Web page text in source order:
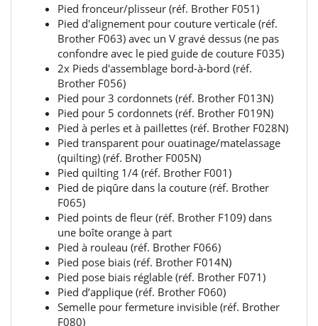
Pied fronceur/plisseur (réf. Brother F051)
Pied d'alignement pour couture verticale (réf.
Brother F063) avec un V gravé dessus (ne pas
confondre avec le pied guide de couture F035)
2x Pieds d'assemblage bord-à-bord (réf.
Brother F056)
Pied pour 3 cordonnets (réf. Brother F013N)
Pied pour 5 cordonnets (réf. Brother F019N)
Pied à perles et à paillettes (réf. Brother F028N)
Pied transparent pour ouatinage/matelassage
(quilting) (réf. Brother F005N)
Pied quilting 1/4 (réf. Brother F001)
Pied de piqûre dans la couture (réf. Brother
F065)
Pied points de fleur (réf. Brother F109) dans
une boîte orange à part
Pied à rouleau (réf. Brother F066)
Pied pose biais (réf. Brother F014N)
Pied pose biais réglable (réf. Brother F071)
Pied d’applique (réf. Brother F060)
Semelle pour fermeture invisible (réf. Brother
F080)